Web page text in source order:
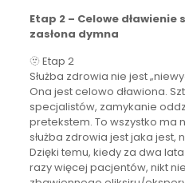
Etap 2 – Celowe dławienie
zasłona dymna
🫥 Etap 2
Służba zdrowia nie jest
Ona jest celowo dławiona.
specjalistów, zamykanie
pretekstem. To wszystko ma
służba zdrowia jest jaka jest,
Dzięki temu, kiedy za dwa
razy więcej pacjentów, nikt